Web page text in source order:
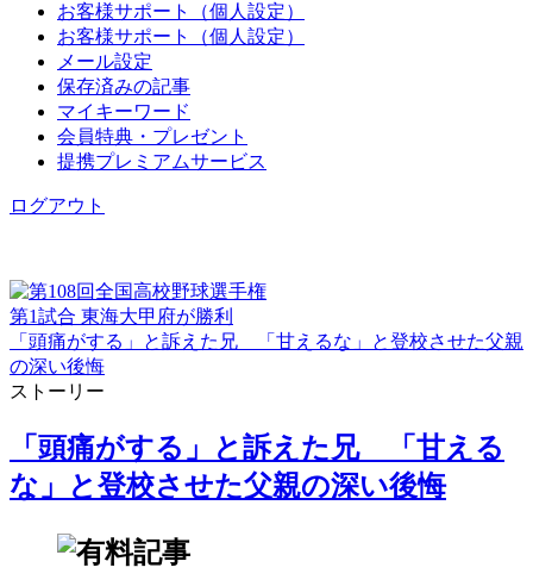
お客様サポート（個人設定）
お客様サポート（個人設定）
メール設定
保存済みの記事
マイキーワード
会員特典・プレゼント
提携プレミアムサービス
ログアウト
第1試合 東海大甲府が勝利
「頭痛がする」と訴えた兄 「甘えるな」と登校させた父親
の深い後悔
ストーリー
「頭痛がする」と訴えた兄 「甘える
な」と登校させた父親の深い後悔